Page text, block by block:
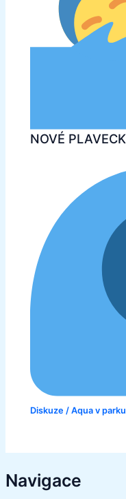
Navigace
NOVÉ
Diskuze /Aqua v